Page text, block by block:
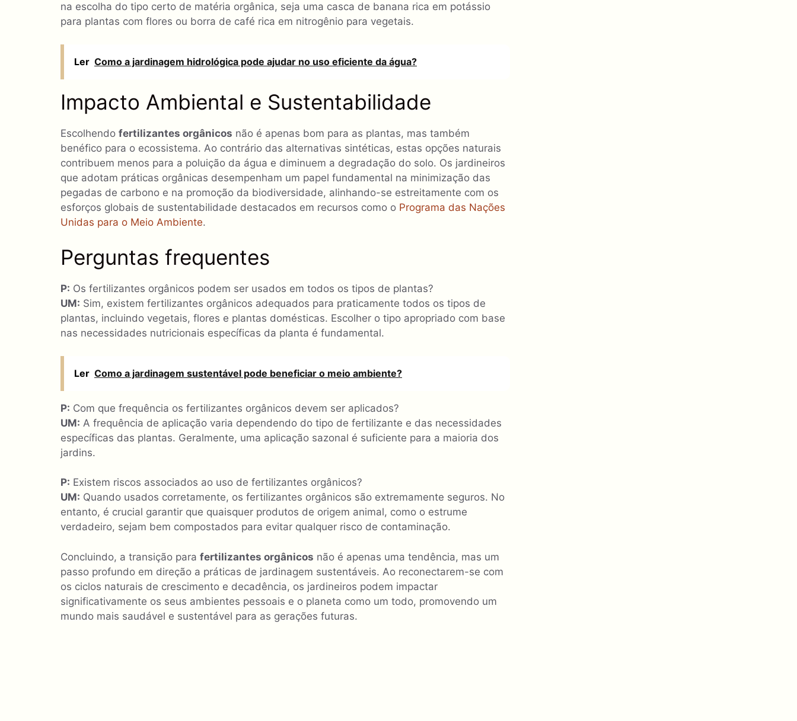
na escolha do tipo certo de matéria orgânica, seja uma casca de banana rica em potássio
para plantas com flores ou borra de café rica em nitrogênio para vegetais.
Ler Como a jardinagem hidrológica pode ajudar no uso eficiente da água?
Impacto Ambiental e Sustentabilidade
Escolhendo fertilizantes orgânicos não é apenas bom para as plantas, mas também
benéfico para o ecossistema. Ao contrário das alternativas sintéticas, estas opções naturais
contribuem menos para a poluição da água e diminuem a degradação do solo. Os jardineiros
que adotam práticas orgânicas desempenham um papel fundamental na minimização das
pegadas de carbono e na promoção da biodiversidade, alinhando-se estreitamente com os
esforços globais de sustentabilidade destacados em recursos como o Programa das Nações
Unidas para o Meio Ambiente.
Perguntas frequentes
P: Os fertilizantes orgânicos podem ser usados ​​em todos os tipos de plantas?
UM: Sim, existem fertilizantes orgânicos adequados para praticamente todos os tipos de
plantas, incluindo vegetais, flores e plantas domésticas. Escolher o tipo apropriado com base
nas necessidades nutricionais específicas da planta é fundamental.
Ler Como a jardinagem sustentável pode beneficiar o meio ambiente?
P: Com que frequência os fertilizantes orgânicos devem ser aplicados?
UM: A frequência de aplicação varia dependendo do tipo de fertilizante e das necessidades
específicas das plantas. Geralmente, uma aplicação sazonal é suficiente para a maioria dos
jardins.
P: Existem riscos associados ao uso de fertilizantes orgânicos?
UM: Quando usados ​​corretamente, os fertilizantes orgânicos são extremamente seguros. No
entanto, é crucial garantir que quaisquer produtos de origem animal, como o estrume
verdadeiro, sejam bem compostados para evitar qualquer risco de contaminação.
Concluindo, a transição para fertilizantes orgânicos não é apenas uma tendência, mas um
passo profundo em direção a práticas de jardinagem sustentáveis. Ao reconectarem-se com
os ciclos naturais de crescimento e decadência, os jardineiros podem impactar
significativamente os seus ambientes pessoais e o planeta como um todo, promovendo um
mundo mais saudável e sustentável para as gerações futuras.